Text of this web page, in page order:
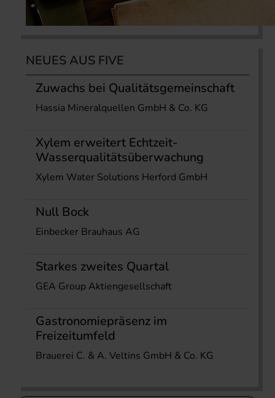
NEUES AUS FIVE
Zuwachs bei Qualitätsgemeinschaft
Hassia Mineralquellen GmbH & Co. KG
Xylem erweitert Echtzeit-
Wasserqualitätsüberwachung
Xylem Water Solutions Herford GmbH
Null Bock
Einbecker Brauhaus AG
Starkes zweites Quartal
GEA Group Aktiengesellschaft
Gastronomiepräsenz im
Freizeitumfeld
Brauerei C. & A. Veltins GmbH & Co. KG